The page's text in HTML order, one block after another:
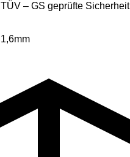
TÜV – GS geprüfte Sicherheit
1,6mm